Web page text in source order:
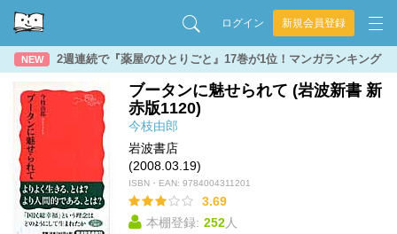
ログイン 新規会員登録
NEW 2週連続で『薬屋のひとりごと』17巻が1位！マンガランキング
ブータンに魅せられて (岩波新書 新
赤版1120)
今枝由郎
岩波書店
(2008.03.19)
ISBN・EAN: 9784004311201
3.69
本棚登録: 252人